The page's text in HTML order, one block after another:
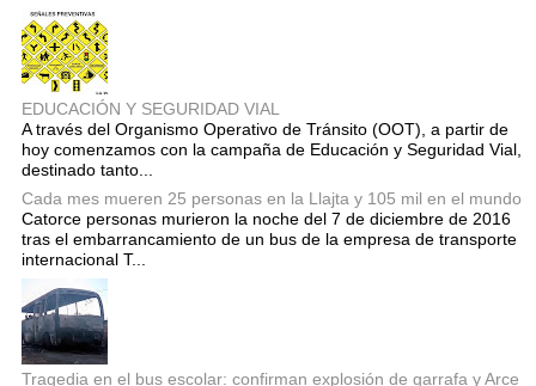
EDUCACIÓN Y SEGURIDAD VIAL
A través del Organismo Operativo de Tránsito (OOT), a partir de
hoy comenzamos con la campaña de Educación y Seguridad Vial,
destinado tanto...
Cada mes mueren 25 personas en la Llajta y 105 mil en el mundo
Catorce personas murieron la noche del 7 de diciembre de 2016
tras el embarrancamiento de un bus de la empresa de transporte
internacional T...
Tragedia en el bus escolar: confirman explosión de garrafa y Arce